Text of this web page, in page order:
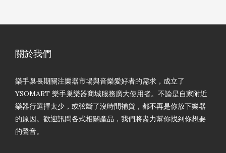
關於我們
樂手巢長期關注樂器市場與音樂愛好者的需求，成立了
YSOMART 樂手巢樂器商城服務廣大使用者。不論是自家附近
樂器行選擇太少，或弦斷了沒時間補貨，都不再是你放下樂器
的原因。歡迎訊問各式相關產品，我們將盡力幫你找到你想要
的聲音。